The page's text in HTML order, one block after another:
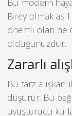
Birey olmak asıl
önemli olan ne
olduğunuzdur.
Zararlı
Bu tarz
düşürür. Bu
uyuşturucu